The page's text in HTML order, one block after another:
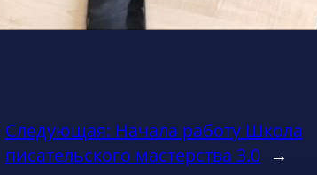
Следующая: Начала работу Школа
писательского мастерства 3.0 →